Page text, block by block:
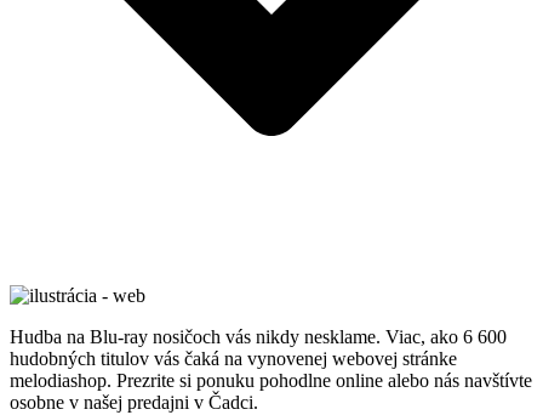
Hudba na Blu-ray nosičoch vás nikdy nesklame. Viac, ako 6 600
hudobných titulov vás čaká na vynovenej webovej stránke
melodiashop. Prezrite si ponuku pohodlne online alebo nás navštívte
osobne v našej predajni v Čadci.